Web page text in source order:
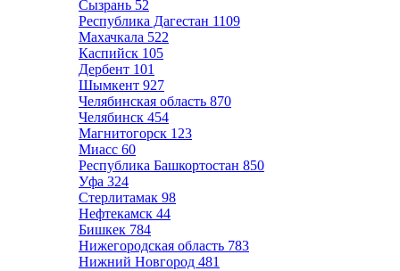
Сызрань 52
Республика Дагестан 1109
Махачкала 522
Каспийск 105
Дербент 101
Шымкент 927
Челябинская область 870
Челябинск 454
Магнитогорск 123
Миасс 60
Республика Башкортостан 850
Уфа 324
Стерлитамак 98
Нефтекамск 44
Бишкек 784
Нижегородская область 783
Нижний Новгород 481